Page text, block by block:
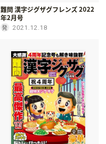
難問 漢字ジグザグフレンズ 2022
年2月号
2021.12.18